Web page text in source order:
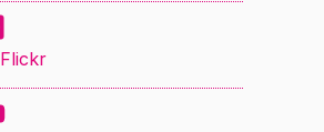
Flickr